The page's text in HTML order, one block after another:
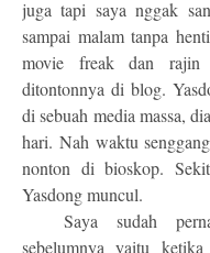
juga tapi saya nggak
sampai malam tanpa
movie freak dan
ditontonnya di blog.
di sebuah media massa,
hari. Nah waktu
nonton di bioskop.
Yasdong muncul.
Saya sudah
sebelumnya yaitu